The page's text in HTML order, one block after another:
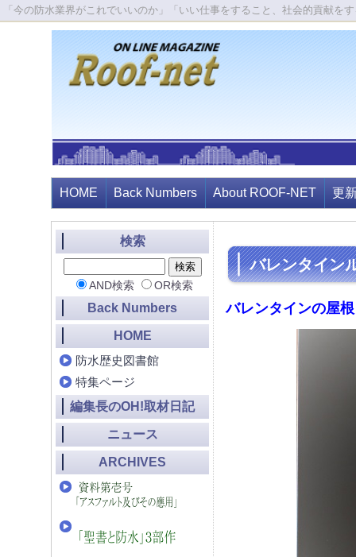
「今の防水業界がこれでいいのか」「いい仕事をすること、社会的貢献
HOME Back Numbers About ROOF-NET 更
バレンタイン
バレンタインの屋根
検索
AND検索 OR検索
Back Numbers
HOME
防水歴史図書館
特集ページ
編集長のOH!取材日記
ニュース
ARCHIVES